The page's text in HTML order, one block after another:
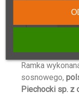
Ramka
sosnowego,
Piechocki sp. z